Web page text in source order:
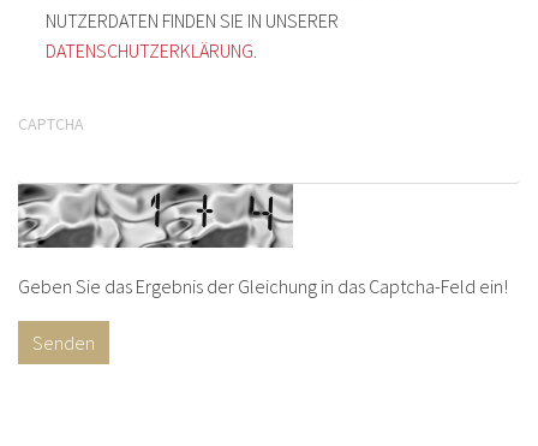
NUTZERDATEN FINDEN SIE IN UNSERER
DATENSCHUTZERKLÄRUNG.
CAPTCHA
Geben Sie das Ergebnis der Gleichung in das Captcha-Feld ein!